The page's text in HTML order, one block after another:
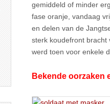
gemiddeld of minder
fase oranje, vandaag
en delen van de
sterk koudefront bracht
werd toen voor enkele
Bekende oorzaken